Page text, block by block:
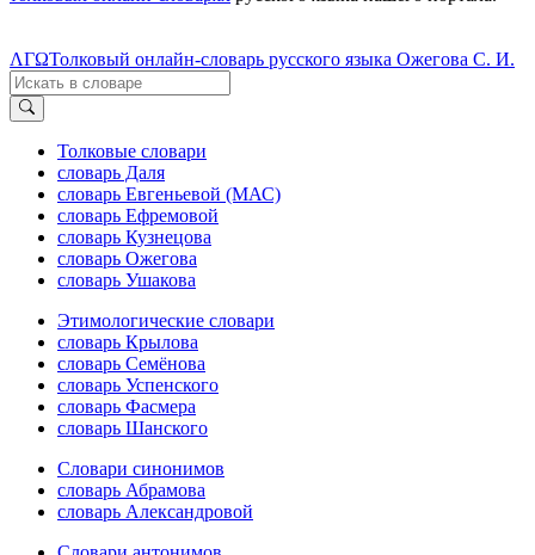
ΛΓΩТолковый онлайн-словарь русского языка Ожегова С. И.
Толковые словари
словарь Даля
словарь Евгеньевой (МАС)
словарь Ефремовой
словарь Кузнецова
словарь Ожегова
словарь Ушакова
Этимологические словари
словарь Крылова
словарь Семёнова
словарь Успенского
словарь Фасмера
словарь Шанского
Словари синонимов
словарь Абрамова
словарь Александровой